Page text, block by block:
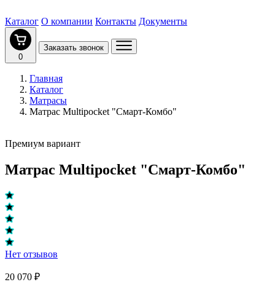
Каталог О компании Контакты Документы
0
Заказать звонок
Главная
Каталог
Матрасы
Матрас Multipocket "Смарт-Комбо"
Премиум вариант
Матрас Multipocket "Смарт-Комбо"
Нет отзывов
20 070 ₽